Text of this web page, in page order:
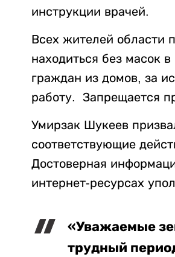
инструкции врачей.
Всех жителей области
находиться без масок
граждан из домов, за
работу. Запрещается
Умирзак Шукеев
соответствующие
Достоверная
интернет-ресурсах
«Уважаемые
трудный